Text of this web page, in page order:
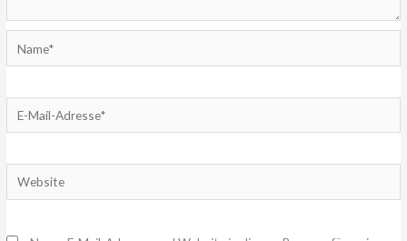
Mail-
Website